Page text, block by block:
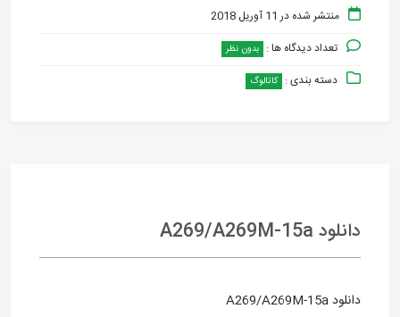
منتشر شده در 11 آوریل 2018
تعداد دیدگاه ها : بدون نظر
دسته بندی : کاتالوگ
دانلود A269/A269M-15a
دانلود A269/A269M-15a